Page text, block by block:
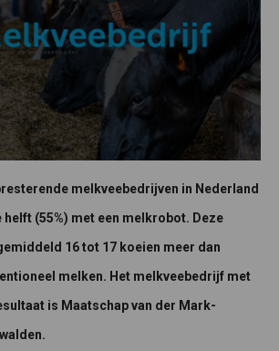
melkveebedrijven in Nederland
(55%) met een melkrobot. Deze
16 tot 17 koeien meer dan
melken. Het melkveebedrijf met
is Maatschap van der Mark-